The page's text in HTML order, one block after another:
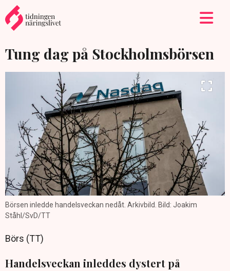
Tung dag på Stockholmsbörsen
Börsen inledde handelsveckan nedåt. Arkivbild. Bild: Joakim
Ståhl/SvD/TT
Börs (TT)
Handelsveckan inleddes dystert på